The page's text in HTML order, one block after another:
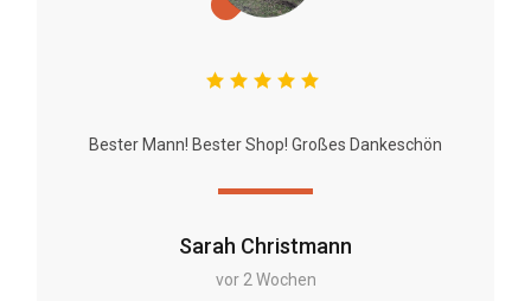
Sarah Christmann
vor 2 Wochen
Bester Mann! Bester Shop! Großes Dankeschön